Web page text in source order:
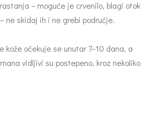
– moguće je crvenilo, blagi otok
ne skidaj ih i ne grebi područje.
kože očekuje se unutar 7–10 dana, a
vidljivi su postepeno, kroz nekoliko